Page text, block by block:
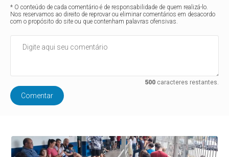
* O conteúdo de cada comentário é de responsabilidade de quem realizá-lo.
Nos reservamos ao direito de reprovar ou eliminar comentários em desacordo
com o propósito do site ou que contenham palavras ofensivas.
500caracteres restantes.
Comentar